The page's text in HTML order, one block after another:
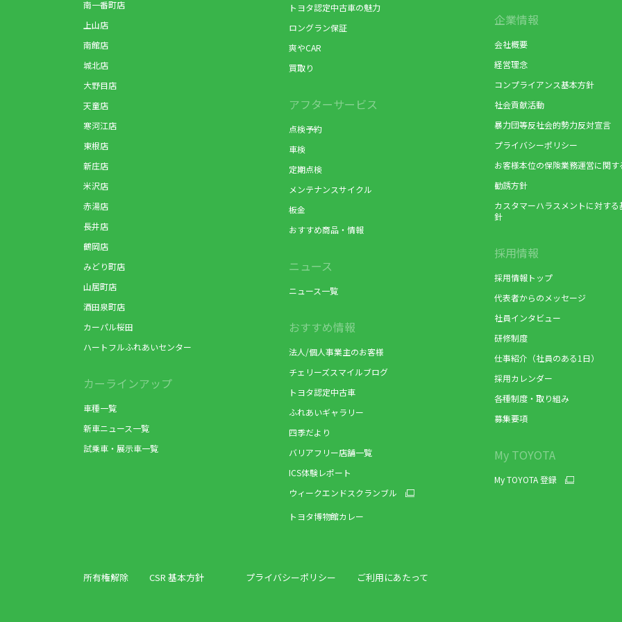
南一番町店
上山店
南館店
城北店
大野目店
天童店
寒河江店
東根店
新庄店
米沢店
赤湯店
長井店
鶴岡店
みどり町店
山居町店
酒田泉町店
カーパル桜田
ハートフルふれあいセンター
カーラインアップ
車種一覧
新車ニュース一覧
試乗車・展示車一覧
トヨタ認定中古車の魅力
ロングラン保証
爽やCAR
買取り
アフターサービス
点検予約
車検
定期点検
メンテナンスサイクル
板金
おすすめ商品・情報
ニュース
ニュース一覧
おすすめ情報
法人/個人事業主のお客様
チェリーズスマイルブログ
トヨタ認定中古車
ふれあいギャラリー
四季だより
バリアフリー店舗一覧
ICS体験レポート
ウィークエンドスクランブル
トヨタ博物館カレー
企業情報
会社概要
経営理念
コンプライアンス基本方針
社会貢献活動
暴力団等反社会的勢力反対宣言
プライバシーポリシー
お客様本位の保険業務運営に関す
勧誘方針
カスタマーハラスメントに対する
針
採用情報
採用情報トップ
代表者からのメッセージ
社員インタビュー
研修制度
仕事紹介（社員のある1日）
採用カレンダー
各種制度・取り組み
募集要項
My TOYOTA
My TOYOTA 登録
所有権解除 CSR 基本方針 プライバシーポリシー ご利用にあたって